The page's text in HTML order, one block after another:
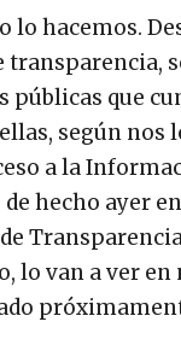
lo hacemos.
transparencia,
públicas que
según nos
a la
hecho ayer
lo van a ver en